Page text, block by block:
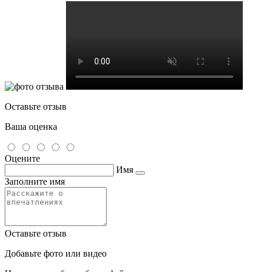
Оставьте отзыв
Ваша оценка
Оцените
Имя
Заполните имя
Оставьте отзыв
Добавьте фото или видео